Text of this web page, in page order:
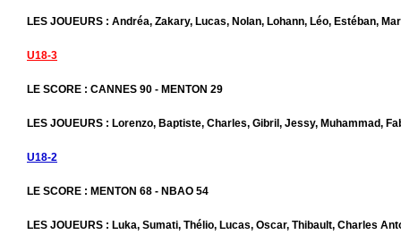
LES JOUEURS : Andréa, Zakary, Lucas, Nolan, Lohann, Léo, Estéban,
U18-3
LE SCORE : CANNES 90 - MENTON 29
LES JOUEURS : Lorenzo, Baptiste, Charles, Gibril, Jessy, Muhammad,
U18-2
LE SCORE : MENTON 68 - NBAO 54
LES JOUEURS : Luka, Sumati, Thélio, Lucas, Oscar, Thibault, Charles